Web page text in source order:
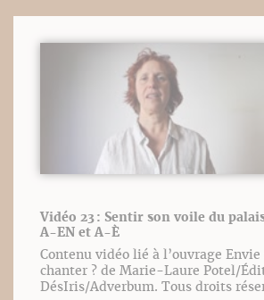
Vidéo 23 : Sentir son voile du
A-EN et A-È
Contenu vidéo lié à l’ouvrage Envie
chanter ? de Marie-Laure Potel/
DésIris/Adverbum. Tous droits